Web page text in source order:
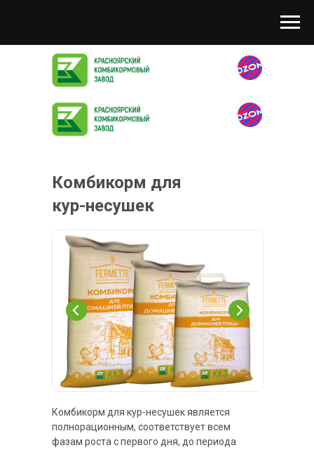
Инфо
группа
Комбикорм для
кур-несушек
Комбикорм для кур-несушек является
полнорационным, соответствует всем
фазам роста с первого дня, до периода